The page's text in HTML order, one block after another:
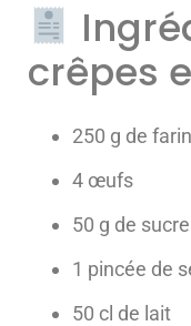
crêpes
250 g de
4 œufs
50 g de sucre
1 pincée de
50 cl de lait